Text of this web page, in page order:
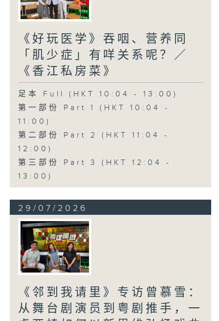
《好玩医学》吞咽、营养同
「肌少症」有咩关系呢？／
《香江私房菜》
足本 Full (HKT 10:04 - 13:00)
第一部份 Part 1 (HKT 10:04 -
11:00)
第二部份 Part 2 (HKT 11:04 -
12:00)
第三部份 Part 3 (HKT 12:04 -
13:00)
29/07/2026
《邻到我请里》专访曾慕雪：
从舞台剧演员到粤剧推手，一